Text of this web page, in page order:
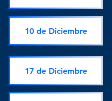
10 de Diciembre
17 de Diciembre